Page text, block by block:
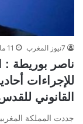
7نيوز المغرب 11 مايو، 2021
ناصر بوريطة :
للإجراءات
القانوني
جددت المملكة